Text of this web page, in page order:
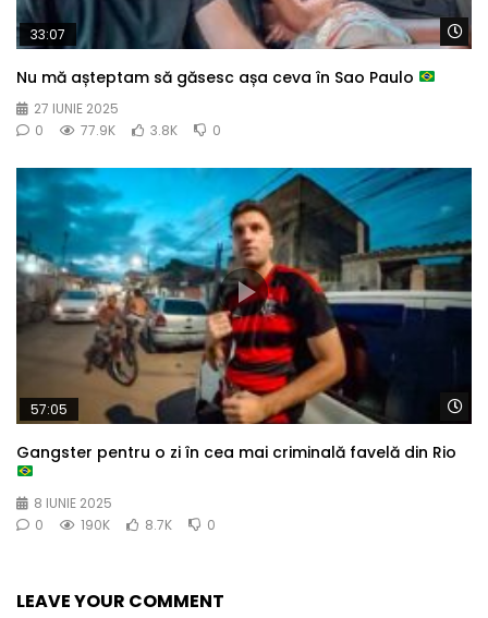
33:07
Nu mă așteptam să găsesc așa ceva în Sao Paulo
27 IUNIE 2025
0
77.9K 3.8K 0
57:05
Gangster pentru o zi în cea mai criminală favelă din Rio
8 IUNIE 2025
0
190K 8.7K 0
LEAVE YOUR COMMENT